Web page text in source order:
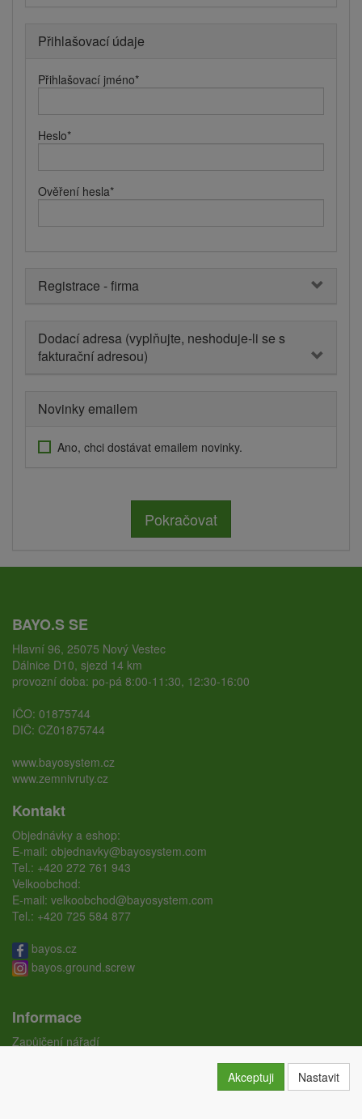
Přihlašovací údaje
Přihlašovací jméno*
Heslo*
Ověření hesla*
Registrace - firma
Dodací adresa (vyplňujte, neshoduje-li se s
fakturační adresou)
Novinky emailem
Ano, chci dostávat emailem novinky.
Pokračovat
BAYO.S SE
Hlavní 96, 25075 Nový Vestec
Dálnice D10, sjezd 14 km
provozní doba: po-pá 8:00-11:30, 12:30-16:00
IČO: 01875744
DIČ: CZ01875744
www.bayosystem.cz
www.zemnivruty.cz
Kontakt
Objednávky a eshop:
E-mail: objednavky@bayosystem.com
Tel.: +420 272 761 943
Velkoobchod:
E-mail: velkoobchod@bayosystem.com
Tel.: +420 725 584 877
bayos.cz
bayos.ground.screw
Informace
Zapůjčení nářadí
Akceptuji Nastavit